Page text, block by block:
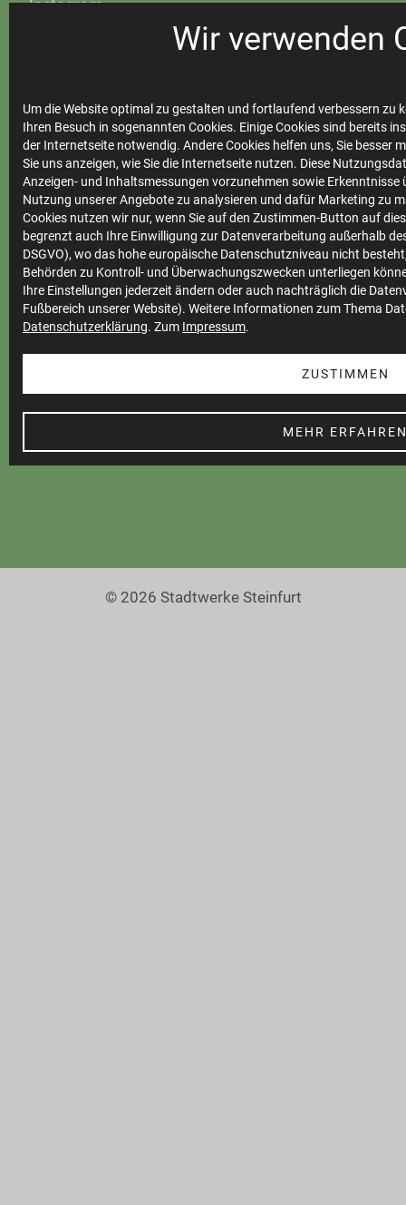
Wir verwenden
Um die Website optimal zu gestalten und fortlaufend verbessern
Ihren Besuch in sogenannten Cookies. Einige Cookies sind bereits
der Internetseite notwendig. Andere Cookies helfen uns, Sie besser
Sie uns anzeigen, wie Sie die Internetseite nutzen. Diese
Anzeigen- und Inhaltsmessungen vorzunehmen sowie Erkenntnisse
Nutzung unserer Angebote zu analysieren und dafür Marketing zu
Cookies nutzen wir nur, wenn Sie auf den Zustimmen-Button auf
begrenzt auch Ihre Einwilligung zur Datenverarbeitung außerhalb
DSGVO), wo das hohe europäische Datenschutzniveau nicht
Behörden zu Kontroll- und Überwachungszwecken unterliegen
Ihre Einstellungen jederzeit ändern oder auch nachträglich die
Fußbereich unserer Website). Weitere Informationen zum Thema
Datenschutzerklärung. Zum Impressum.
ZUSTIMMEN
MEHR
Instagram
Ihre
Stadtwerke
Marktkommunikation
Vertrieb
Impressum
Datenschutz
Teilnahmebedingungen
Cookie Einstellungen
© 2026 Stadtwerke Steinfurt